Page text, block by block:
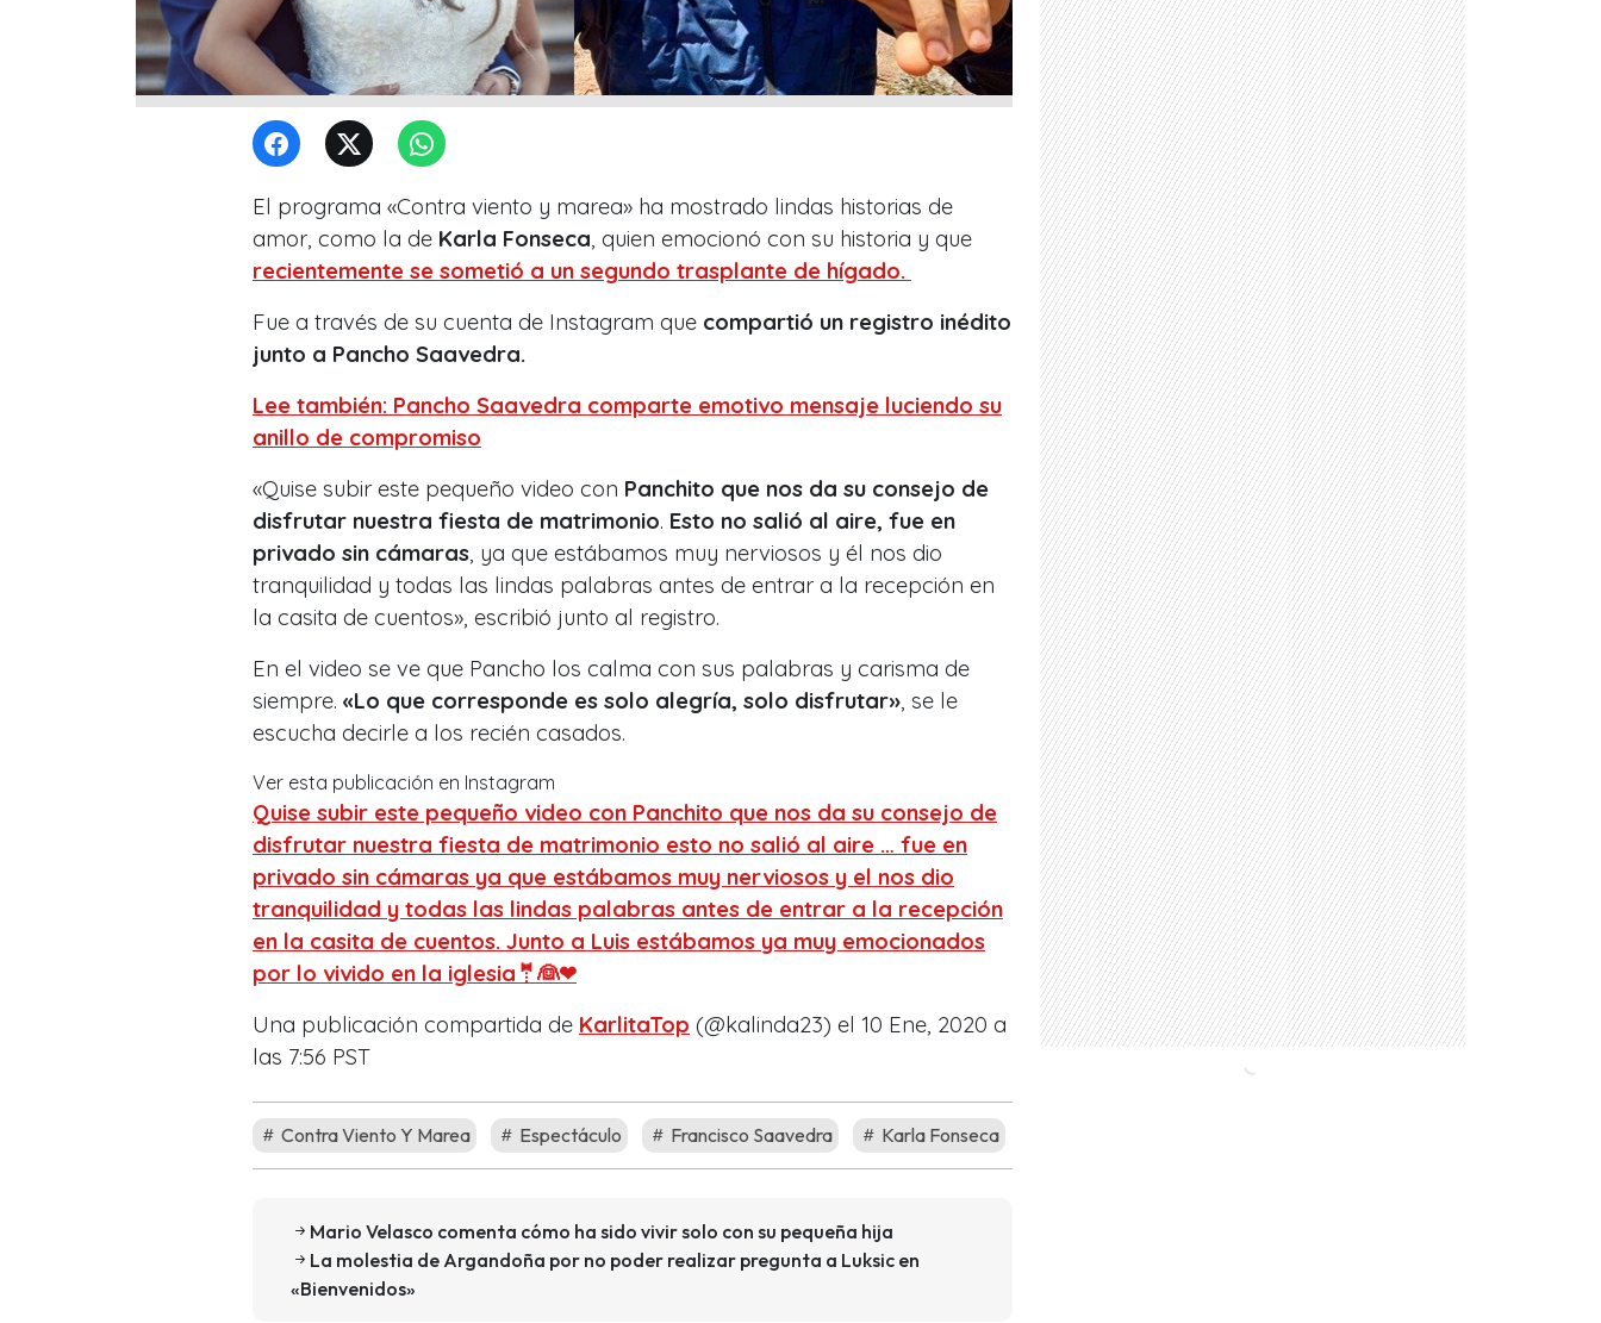
El programa «Contra viento y marea» ha mostrado lindas historias de
amor, como la de Karla Fonseca, quien emocionó con su historia y que
recientemente se sometió a un segundo trasplante de hígado.
Fue a través de su cuenta de Instagram que compartió un registro inédito
junto a Pancho Saavedra.
Lee también: Pancho Saavedra comparte emotivo mensaje luciendo su
anillo de compromiso
«Quise subir este pequeño video con Panchito que nos da su consejo de
disfrutar nuestra fiesta de matrimonio. Esto no salió al aire, fue en
privado sin cámaras, ya que estábamos muy nerviosos y él nos dio
tranquilidad y todas las lindas palabras antes de entrar a la recepción en
la casita de cuentos», escribió junto al registro.
En el video se ve que Pancho los calma con sus palabras y carisma de
siempre. «Lo que corresponde es solo alegría, solo disfrutar», se le
escucha decirle a los recién casados.
Ver esta publicación en Instagram
Quise subir este pequeño video con Panchito que nos da su consejo de
disfrutar nuestra fiesta de matrimonio esto no salió al aire … fue en
privado sin cámaras ya que estábamos muy nerviosos y el nos dio
tranquilidad y todas las lindas palabras antes de entrar a la recepción
en la casita de cuentos. Junto a Luis estábamos ya muy emocionados
por lo vivido en la iglesia🤵👰❤
Una publicación compartida de KarlitaTop (@kalinda23) el 10 Ene, 2020 a
las 7:56 PST
Contra Viento Y Marea Espectáculo Francisco Saavedra Karla Fonseca
Mario Velasco comenta cómo ha sido vivir solo con su pequeña hija
La molestia de Argandoña por no poder realizar pregunta a Luksic en
«Bienvenidos»